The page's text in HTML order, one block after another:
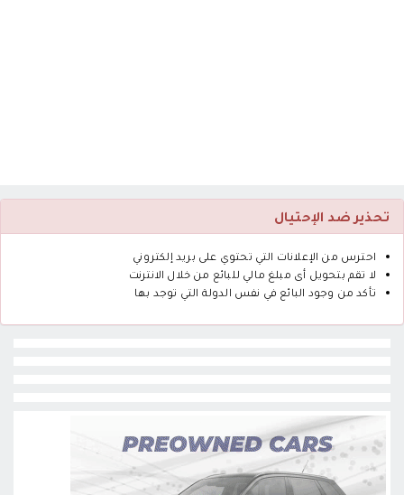
تحذير ضد الإحتيال
احترس من الإعلانات التي تحتوي على بريد إلكتروني
لا تقم بتحويل أى مبلغ مالي للبائع من خلال الانترنت
تأكد من وجود البائع في نفس الدولة التي توجد بها